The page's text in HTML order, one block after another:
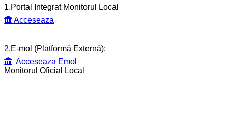
1.Portal Integrat Monitorul Local
Acceseaza
2.E-mol (Platformă Externă):
Acceseaza Emol
Monitorul Oficial Local